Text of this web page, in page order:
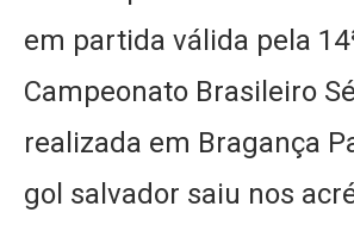
em partida válida pela
Campeonato Brasileiro
realizada em Bragança
gol salvador saiu nos